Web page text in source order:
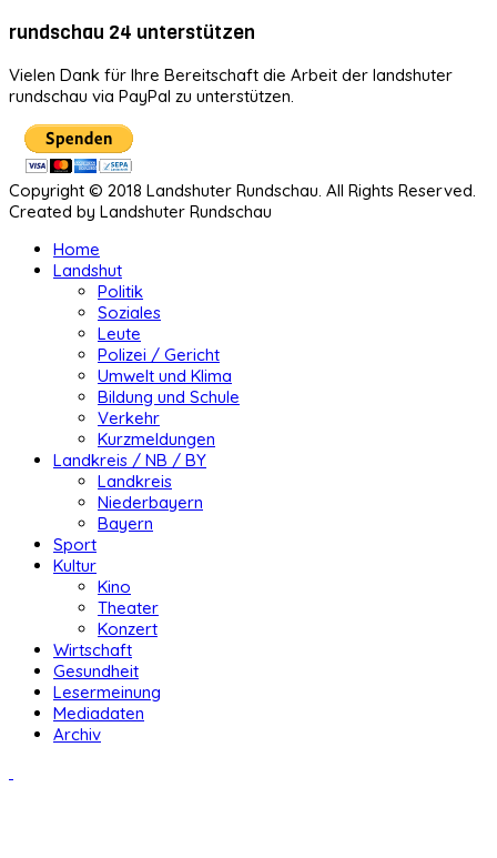
rundschau 24 unterstützen
Vielen Dank für Ihre Bereitschaft die Arbeit der landshuter
rundschau via PayPal zu unterstützen.
Copyright © 2018 Landshuter Rundschau. All Rights Reserved.
Created by Landshuter Rundschau
Home
Landshut
Politik
Soziales
Leute
Polizei / Gericht
Umwelt und Klima
Bildung und Schule
Verkehr
Kurzmeldungen
Landkreis / NB / BY
Landkreis
Niederbayern
Bayern
Sport
Kultur
Kino
Theater
Konzert
Wirtschaft
Gesundheit
Lesermeinung
Mediadaten
Archiv